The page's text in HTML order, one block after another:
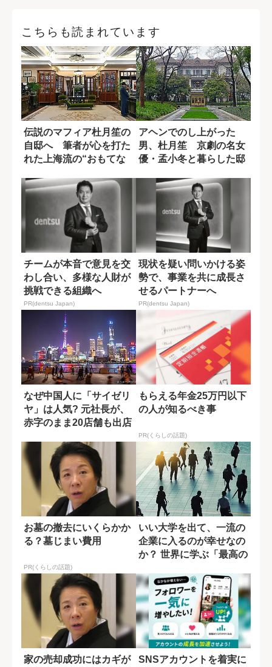
こちらも読まれています
伝説のマフィア杜月笙の
自邸へ 筆者が心を打た
れた上海流の“おもてな
アヘンでのし上がった
男、杜月笙 京劇の名女
優・孟小冬と暮らした邸
チームが本音で意見を交
わし合い、多様な人財が
挑戦できる組織へ
PR(dentsu Japan)
現状を疑い問いかける姿
勢で、事業を共に成長さ
せるパートナーへ
PR(dentsu Japan)
なぜ中国人に「サイゼリ
ヤ」は人気? 元社長が、
赤字のまま20店舗も出店
もらえる年金25万円以下
の人が知るべき事
PR(くらしの話題)
お墓の撤去にいくらかか
る？墓じまい費用
PR(くらしの話題)
いい大学を出て、一流の
企業に入るのが幸せなの
か？ 世界に学ぶ「最高の
家の売却成功にはカギが
SNSアカウントを着実に